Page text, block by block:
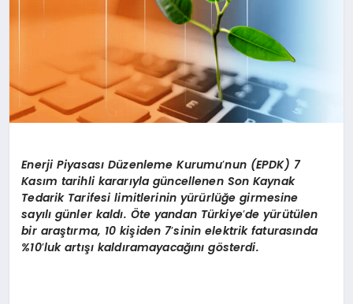
Enerji Piyasası Düzenleme Kurumu’nun (EPDK) 7
Kasım tarihli kararıyla güncellenen Son Kaynak
Tedarik Tarifesi limitlerinin yürürlüğe girmesine
sayılı günler kaldı. Öte yandan Türkiye’de yürütülen
bir araştırma, 10 kişiden 7’sinin elektrik faturasında
%10’luk artışı kaldıramayacağını gösterdi.